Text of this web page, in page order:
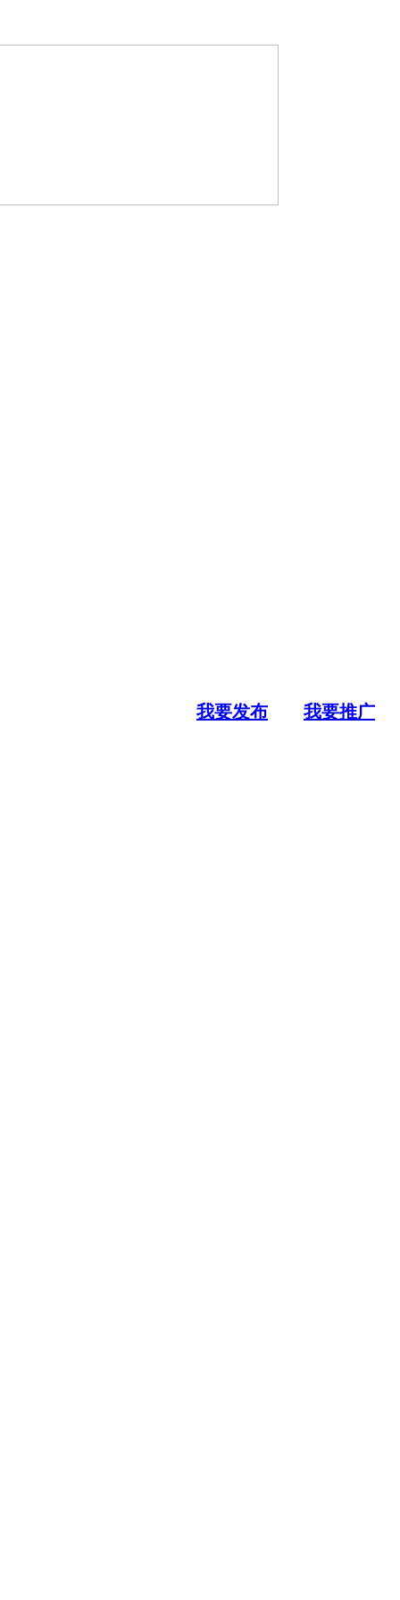
我要发布 我要推广